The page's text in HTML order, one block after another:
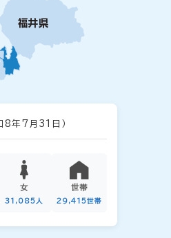
8年7月31日）
女
31,085人
世帯
29,415世帯